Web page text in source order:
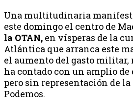
Una multitudinaria
este domingo el centro de
la OTAN, en vísperas de la
Atlántica que arranca este
el aumento del gasto
ha contado con un amplio
pero sin representación de la
Podemos.